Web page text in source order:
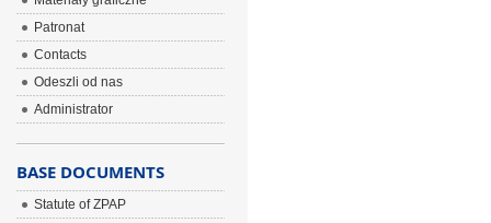
Patronat
Contacts
Odeszli od nas
Administrator
BASE DOCUMENTS
Statute of ZPAP